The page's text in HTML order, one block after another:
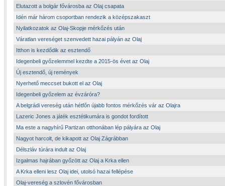
Elutazott a bolgár fővárosba az Olaj csapata
Idén már három csoportban rendezik a középszakaszt
Nyilatkozatok az Olaj-Skopje mérkőzés után
Váratlan vereséget szenvedett hazai pályán az Olaj
Itthon is kezdődik az esztendő
Idegenbeli győzelemmel kezdte a 2015-ös évet az Olaj
Új esztendő, új remények
Nyerhető meccset bukott el az Olaj
Idegenbeli győzelem az évzáróra?
A belgrádi vereség után hétfőn újabb fontos mérkőzés vár az Olajra
Lazeric Jones a játék esztétikumára is gondot fordított
Ma este a nagyhírű Partizan otthonában lép pályára az Olaj
Nagyot harcolt, de kikapott az Olaj Zágrábban
Délszláv túrára indult az Olaj
Izgalmas hajrában győzött az Olaj a Krka ellen
A Krka elleni lesz Olaj idei, utolsó hazai fellépése
Olaj-vereség a szlovén fővárosban